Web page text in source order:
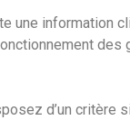
une information
des
d’un critère